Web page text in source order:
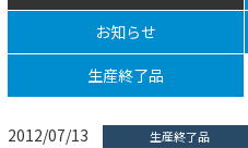
お知らせ
生産終了品
2012/07/13 生産終了品